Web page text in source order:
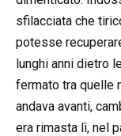
sfilacciata che
potesse
lunghi anni dietro
fermato tra quelle
andava avanti,
era rimasta lì, nel